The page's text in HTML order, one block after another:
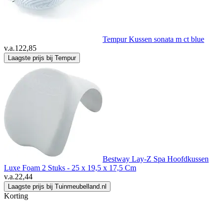
Tempur Kussen sonata m ct blue
v.a.122,85
Laagste prijs bij Tempur
Bestway Lay-Z Spa Hoofdkussen
Luxe Foam 2 Stuks - 25 x 19,5 x 17,5 Cm
v.a.22,44
Laagste prijs bij Tuinmeubelland.nl
Korting